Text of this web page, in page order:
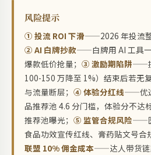
风险提示
① 投流 ROI 下滑——2026 年投流整
② AI 白牌抄款——白牌用 AI 工具
爆款低价抢量； ③ 激励期陷阱——
100-150 万降至 1%）结束后若无
与流量断层； ④ 体验分红线——优
品推荐池 4.6 分门槛，体验分不达
推荐池曝光； ⑤ 监管合规风险——
食品功效宣传红线、膏药贴文号合
联盟 10% 佣金成本——达人带货链